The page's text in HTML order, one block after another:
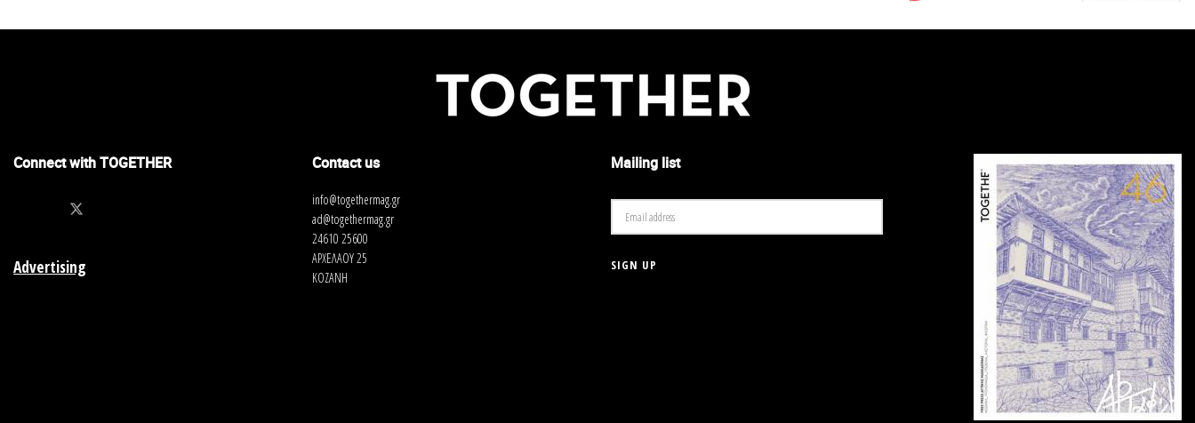
Connect with TOGETHER
Advertising
Contact us
info@togethermag.gr
ad@togethermag.gr
24610 25600
ΑΡΧΕΛΑΟΥ 25
ΚΟΖΑΝΗ
Mailing list